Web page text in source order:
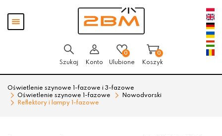
Pokaż
menu
Szukaj Konto
0
Ulubione
0
Koszyk
Oświetlenie szynowe 1-fazowe i 3-fazowe
Oświetlenie szynowe 1-fazowe
Nowodvorski
Reflektory i lampy 1-fazowe